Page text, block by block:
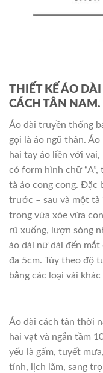
THIẾT KẾ ÁO
CÁCH TÂN NAM.
Áo dài truyền thống
gọi là áo ngũ thân.
hai tay áo liền với
có form hình chữ
tà áo cong cong. Đặc
trước – sau và một tà
trong vừa xòe vừa
rũ xuống, lượn sóng
áo dài nữ dài đến mắt
đa 5cm. Tùy theo độ
bằng các loại vải khác
Áo dài cách tân thời
hai vạt và ngắn tầm
yếu là gấm, tuyết
tính, lịch lãm, sang